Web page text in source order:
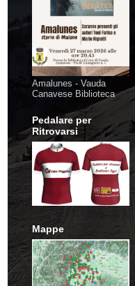
Amalunes - Vauda
Canavese Biblioteca
Pedalare per
Ritrovarsi
Mappe